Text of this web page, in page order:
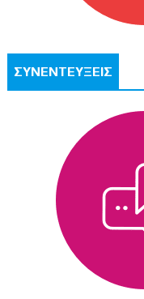
ΣΥΝΕΝΤΕΥΞΕΙΣ